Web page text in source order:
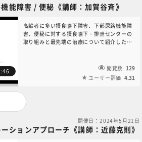
能障害 / 便秘《講師：加賀谷斉》
高齢者に多い摂食嚥下障害、下部尿路機能障
害、便秘に対する摂食嚥下・排泄センターの
取り組みと最先端の治療について紹介した。
っている。フレイル・認知機能低下高齢者の
下部尿路機能障害について診療ガイドライン
を発刊しており、排尿自立支援も行ってい
関与し、エコーを用いた評価が簡便である。
本コンテンツに関するお問い合わせは、6NC
educ.jimu@jh.ncgm.go.jp）までご連絡く
ださい。
閲覧数 129
ユーザー評価 4.31
開催日：2024年5月21日
ションアプローチ《講師：近藤克則》